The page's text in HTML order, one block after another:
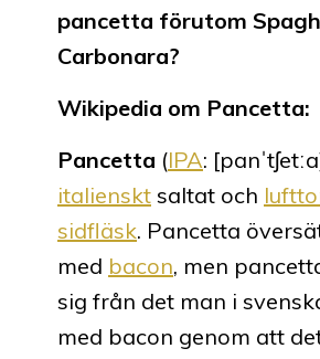
pancetta förutom
Carbonara?
Wikipedia om Pancetta:
Pancetta (IPA:
italienskt saltat och
sidfläsk. Pancetta
med bacon, men
sig från det man i
med bacon genom att